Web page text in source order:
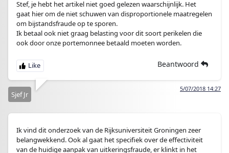
Stef, je hebt het artikel niet goed gelezen waarschijnlijk. Het
gaat hier om de niet schuwen van disproportionele maatregelen
om bijstandsfraude op te sporen.
Ik betaal ook niet graag belasting voor dit soort perikelen die
ook door onze portemonnee betaald moeten worden.
Beantwoord
5/07/2018 14:27
Sjef Jr
Ik vind dit onderzoek van de Rijksuniversiteit Groningen zeer
belangwekkend. Ook al gaat het specifiek over de effectiviteit
van de huidige aanpak van uitkeringsfraude, er klinkt in het